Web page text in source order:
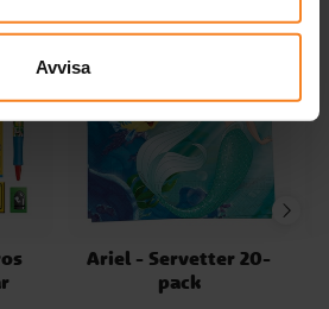
Avvisa
Ariel - Servetter 20-
pack